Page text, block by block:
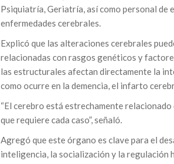
Psiquiatría, Geriatría, así como personal
enfermedades cerebrales.
Explicó que las alteraciones cerebrales
relacionadas con rasgos genéticos y
las estructurales afectan directamente la
como ocurre en la demencia, el infarto
“El cerebro está estrechamente
que requiere cada caso”, señaló.
Agregó que este órgano es clave para el
inteligencia, la socialización y la regulación